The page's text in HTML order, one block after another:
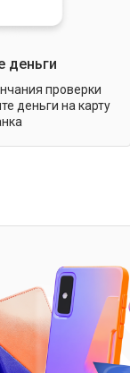
деньги
проверки
деньги на карту